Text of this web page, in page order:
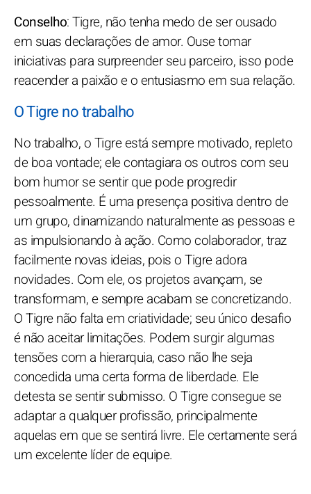
Conselho: Tigre, não tenha medo de ser ousado
em suas declarações de amor. Ouse tomar
iniciativas para surpreender seu parceiro, isso pode
reacender a paixão e o entusiasmo em sua relação.
O Tigre no trabalho
No trabalho, o Tigre está sempre motivado, repleto
de boa vontade; ele contagiara os outros com seu
bom humor se sentir que pode progredir
pessoalmente. É uma presença positiva dentro de
um grupo, dinamizando naturalmente as pessoas e
as impulsionando à ação. Como colaborador, traz
facilmente novas ideias, pois o Tigre adora
novidades. Com ele, os projetos avançam, se
transformam, e sempre acabam se concretizando.
O Tigre não falta em criatividade; seu único desafio
é não aceitar limitações. Podem surgir algumas
tensões com a hierarquia, caso não lhe seja
concedida uma certa forma de liberdade. Ele
detesta se sentir submisso. O Tigre consegue se
adaptar a qualquer profissão, principalmente
aquelas em que se sentirá livre. Ele certamente será
um excelente líder de equipe.